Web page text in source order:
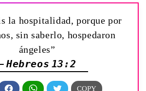
la hospitalidad, porque por
sin saberlo, hospedaron
ángeles”
Hebreos 13:2